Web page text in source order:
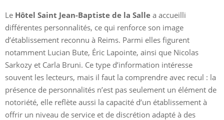
Le Hôtel Saint Jean-Baptiste de la Salle a accueilli
différentes personnalités, ce qui renforce son image
d’établissement reconnu à Reims. Parmi elles figurent
notamment Lucian Bute, Éric Lapointe, ainsi que Nicolas
Sarkozy et Carla Bruni. Ce type d’information intéresse
souvent les lecteurs, mais il faut la comprendre avec recul : la
présence de personnalités n’est pas seulement un élément de
notoriété, elle reflète aussi la capacité d’un établissement à
offrir un niveau de service et de discrétion adapté à des